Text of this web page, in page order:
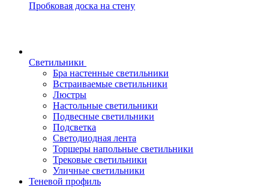
Пробковая доска на стену
Светильники
Бра настенные светильники
Встраиваемые светильники
Люстры
Настольные светильники
Подвесные светильники
Подсветка
Светодиодная лента
Торшеры напольные светильники
Трековые светильники
Уличные светильники
Теневой профиль